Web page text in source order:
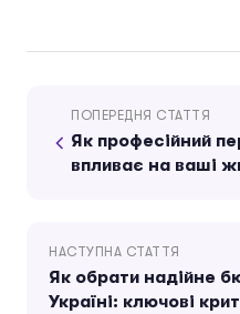
ПОПЕРЕДНЯ СТАТТЯ
Як професійний
впливає на ваші
НАСТУПНА СТАТТЯ
Як обрати надійне
Україні: ключові